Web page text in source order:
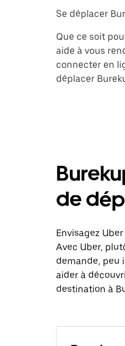
Se déplacer
Que ce soit
aide à vous
connecter en
déplacer
de
Envisagez
Avec Uber,
demande, peu
aider à
destination à